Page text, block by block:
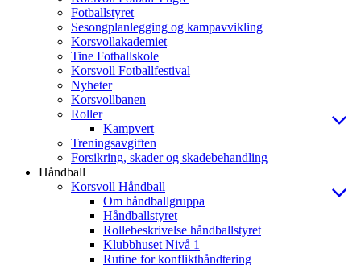
Fotballstyret
Sesongplanlegging og kampavvikling
Korsvollakademiet
Tine Fotballskole
Korsvoll Fotballfestival
Nyheter
Korsvollbanen
Roller
Kampvert
Treningsavgiften
Forsikring, skader og skadebehandling
Håndball
Korsvoll Håndball
Om håndballgruppa
Håndballstyret
Rollebeskrivelse håndballstyret
Klubbhuset Nivå 1
Rutine for konflikthåndtering